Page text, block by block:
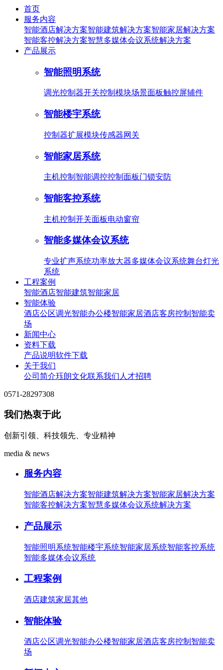
首页
服务内容
智能酒店解决方案智能建筑解决方案智能家居解决方案
智能客控解决方案智慧多媒体会议系统解决方案
产品展示
智能照明系统
调光控制器开关控制模块场景面板触控屏辅件
智能楼宇系统
控制器扩展模块传感器网关
智能家居系统
主机控制 智能调控控制面板门锁安防
智能客控系统
主机控制 开关面板电动窗帘
智能多媒体会议系统
专业扩声系统功率放大器多媒体会议系统舞台灯光
系统
工程案例
智能酒店智能建筑智能家居
智能体验
酒店公区调光智能办公楼智能家居酒店客房控制 智能卖
场
新闻中心
资料下载
产品说明软件下载
关于我们
公司简介珏朗文化联系我们 人才招聘
0571-28297308
我们热衷于此
创新引领、科技领先、专业精神
media & news
服务内容
智能酒店解决方案智能建筑解决方案智能家居解决方案
智能客控解决方案智慧多媒体会议系统解决方案
产品展示
智能照明系统智能楼宇系统智能家居系统智能客控系统
智能多媒体会议系统
工程案例
酒店建筑家居其他
智能体验
酒店公区调光智能办公楼智能家居酒店客房控制 智能卖
场